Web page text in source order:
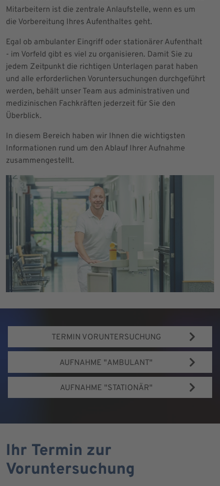
Mitarbeitern ist die zentrale Anlaufstelle, wenn es um
die Vorbereitung Ihres Aufenthaltes geht.
Egal ob ambulanter Eingriff oder stationärer Aufenthalt
- im Vorfeld gibt es viel zu organisieren. Damit Sie zu
jedem Zeitpunkt die richtigen Unterlagen parat haben
und alle erforderlichen Voruntersuchungen durchgeführt
werden, behält unser Team aus administrativen und
medizinischen Fachkräften jederzeit für Sie den
Überblick.
In diesem Bereich haben wir Ihnen die wichtigsten
Informationen rund um den Ablauf Ihrer Aufnahme
zusammengestellt.
TERMIN VORUNTERSUCHUNG
AUFNAHME "AMBULANT"
AUFNAHME "STATIONÄR"
Ihr Termin zur
Voruntersuchung